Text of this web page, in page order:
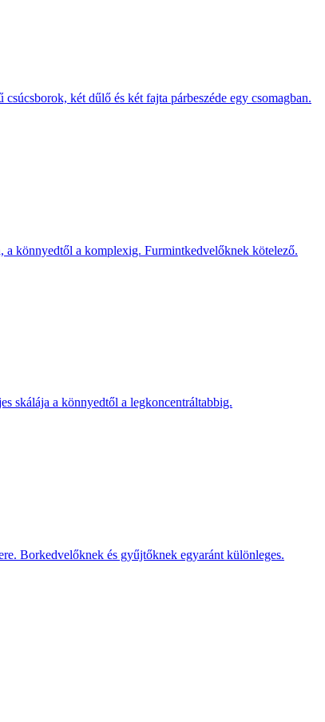
két dűlő és két fajta párbeszéde egy csomagban.
a könnyedtől a komplexig. Furmintkedvelőknek kötelező.
skálája a könnyedtől a legkoncentráltabbig.
Borkedvelőknek és gyűjtőknek egyaránt különleges.